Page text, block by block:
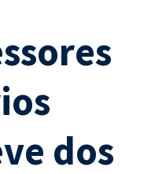
dos